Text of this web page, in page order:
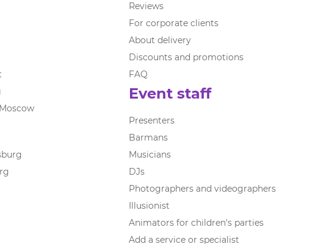
Reviews
For corporate clients
About delivery
Discounts and promotions
FAQ
Event staff
Presenters
Barmans
Musicians
DJs
Photographers and videographers
Illusionist
Animators for children's parties
Add a service or specialist